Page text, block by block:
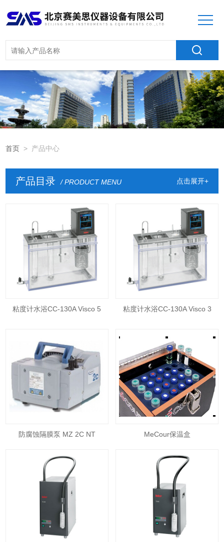
首页 > 产品中心
产品目录 / PRODUCT MENU 点击展开+
粘度计水浴CC-130A Visco 5 粘度计水浴CC-130A Visco 3
防腐蚀隔膜泵 MZ 2C NT MeCour保温盒